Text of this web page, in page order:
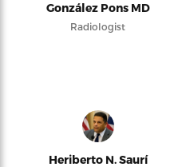
González Pons MD
Radiologist
Heriberto N. Saurí